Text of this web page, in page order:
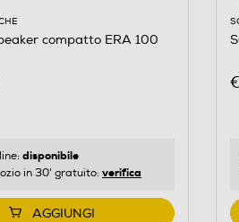
compatto ERA 100
disponibile
in 30' gratuito: verifica
AGGIUNGI